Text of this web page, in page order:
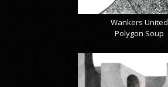
Wankers United
Polygon Soup